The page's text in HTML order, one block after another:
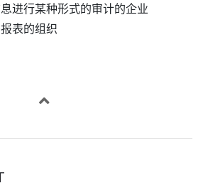
进行某种形式的审计的企业
表的组织